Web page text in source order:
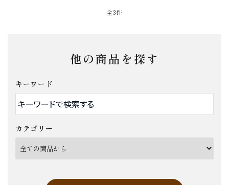
全3件
他の商品を探す
キーワード
カテゴリー